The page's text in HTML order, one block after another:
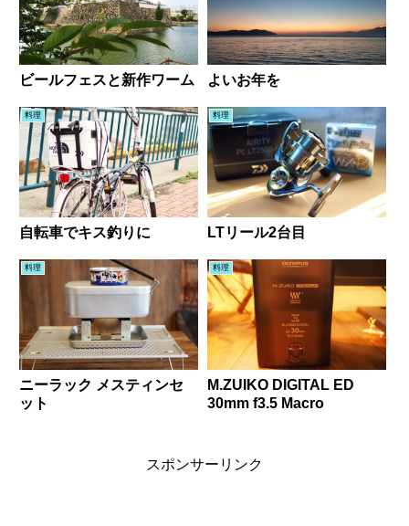
ビールフェスと新作ワーム よいお年を
料理
自転車でキス釣りに
料理
LTリール2台目
料理
ニーラック メスティンセ
ット
料理
M.ZUIKO DIGITAL ED
30mm f3.5 Macro
スポンサーリンク